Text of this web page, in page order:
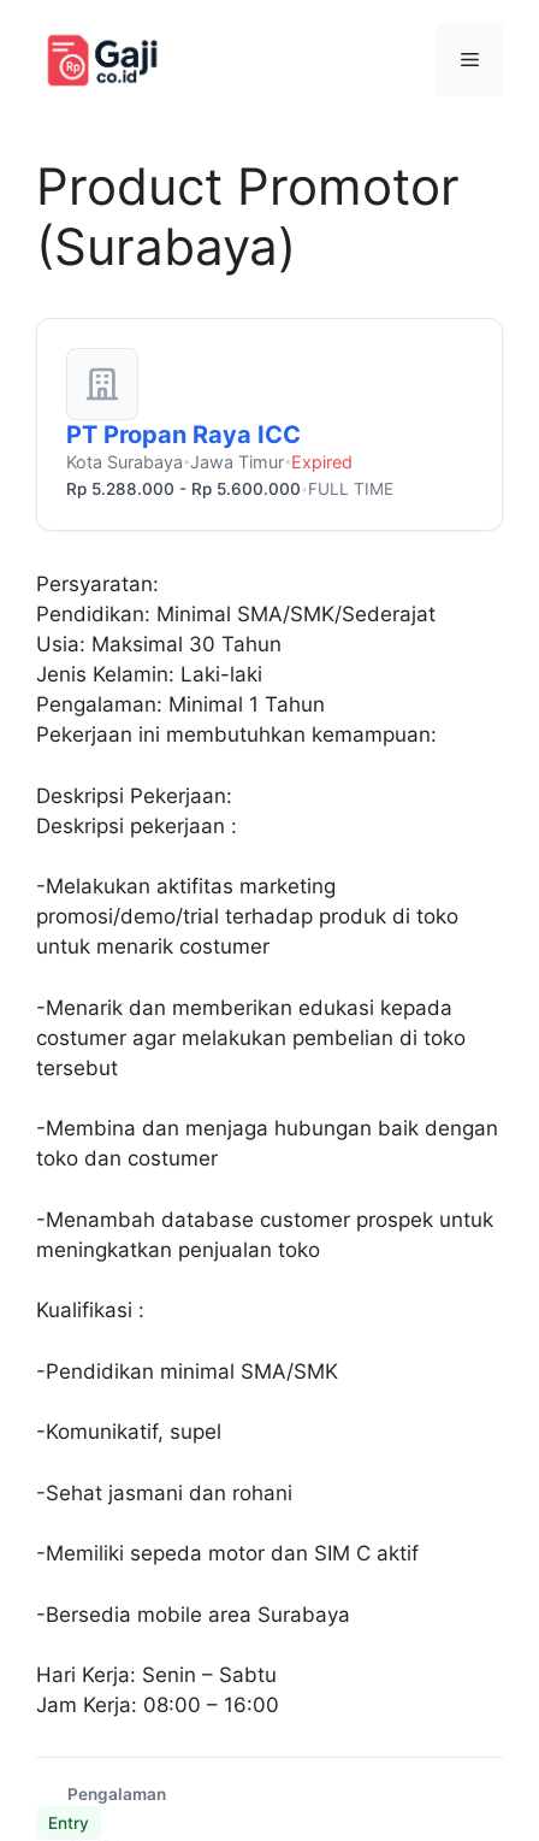
Menu
Product Promotor
(Surabaya)
PT Propan Raya ICC
Kota Surabaya•Jawa Timur•Expired
Rp 5.288.000 - Rp 5.600.000 •FULL TIME
Persyaratan:
Pendidikan: Minimal SMA/SMK/Sederajat
Usia: Maksimal 30 Tahun
Jenis Kelamin: Laki-laki
Pengalaman: Minimal 1 Tahun
Pekerjaan ini membutuhkan kemampuan:
Deskripsi Pekerjaan:
Deskripsi pekerjaan :
-Melakukan aktifitas marketing
promosi/demo/trial terhadap produk di toko
untuk menarik costumer
-Menarik dan memberikan edukasi kepada
costumer agar melakukan pembelian di toko
tersebut
-Membina dan menjaga hubungan baik dengan
toko dan costumer
-Menambah database customer prospek untuk
meningkatkan penjualan toko
Kualifikasi :
-Pendidikan minimal SMA/SMK
-Komunikatif, supel
-Sehat jasmani dan rohani
-Memiliki sepeda motor dan SIM C aktif
-Bersedia mobile area Surabaya
Hari Kerja: Senin – Sabtu
Jam Kerja: 08:00 – 16:00
Pengalaman
Entry